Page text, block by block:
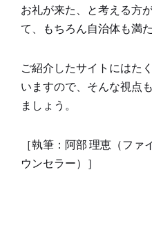
お礼が来た、と考える方
て、もちろん自治体も満
ご紹介したサイトにはた
いますので、そんな視点
ましょう。
［執筆：阿部 理恵（フ
ウンセラー）］